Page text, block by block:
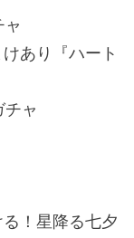
あり『ハート
ャ
！星降る七夕